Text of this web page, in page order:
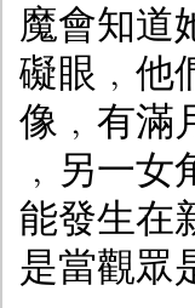
魔會知道
礙眼﹐他
像﹐有滿
﹐另一
能發生在
是當觀眾